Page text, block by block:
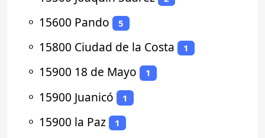
⚬ 15600 Pando 5
⚬ 15800 Ciudad de la Costa 1
⚬ 15900 18 de Mayo 1
⚬ 15900 Juanicó 1
⚬ 15900 la Paz 1